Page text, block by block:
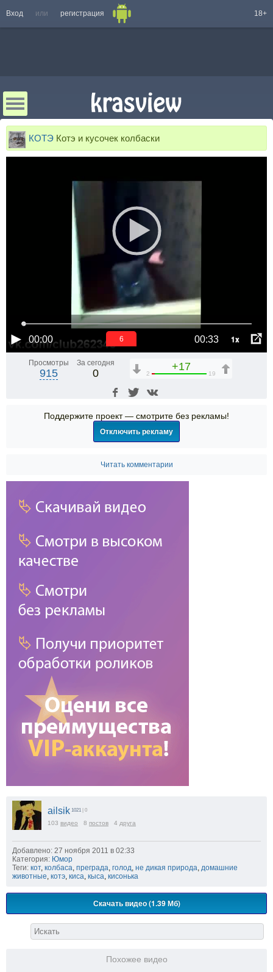
Вход или регистрация 18+
КОТЭ Котэ и кусочек колбаски
00:00 00:33 1x
6
Просмотры
915
За сегодня
0
+17
2 19
Поддержите проект — смотрите без рекламы!
Отключить рекламу
Читать комментарии
ailsik 1021 | 0
103 видео 8 постов 4 друга
Добавлено: 27 ноября 2011 в 02:33
Категория: Юмор
Теги: кот, колбаса, преграда, голод, не дикая природа, домашние
животные, котэ, киса, кыса, кисонька
Скачать видео (1.39 Мб)
Похожее видео